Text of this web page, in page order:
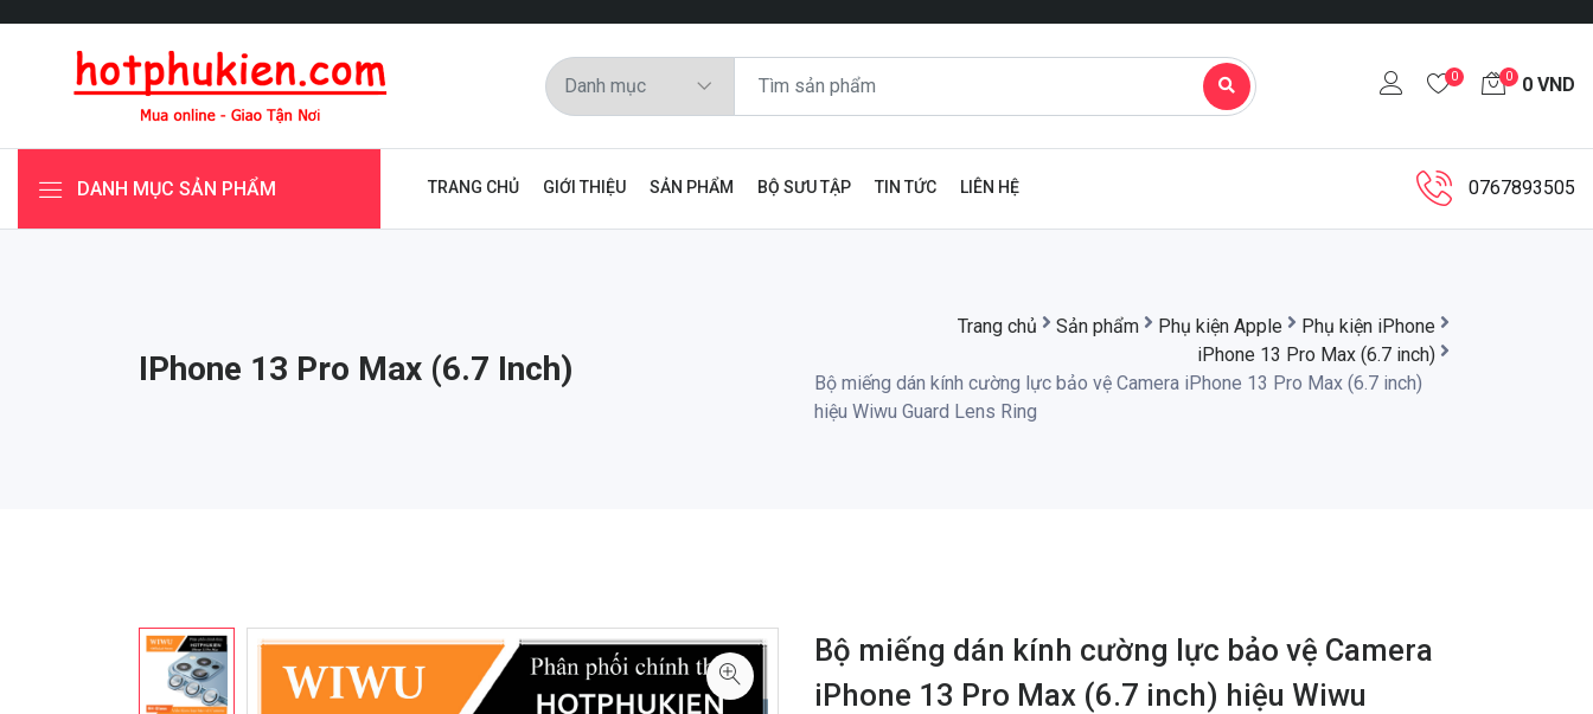
0 0 0 VND
DANH MỤC SẢN PHẨM TRANG CHỦ GIỚI THIỆU SẢN PHẨM BỘ SƯU TẬP TIN TỨC LIÊN HỆ 0767893505
IPhone 13 Pro Max (6.7 Inch)
Trang chủ Sản phẩm Phụ kiện Apple
Phụ kiện iPhone
iPhone 13 Pro Max (6.7 inch)
Bộ miếng dán kính cường lực bảo vệ Camera iPhone 13 Pro Max (6.7 inch)
hiệu Wiwu Guard Lens Ring
Bộ miếng dán kính cường lực bảo vệ Camera
iPhone 13 Pro Max (6.7 inch) hiệu Wiwu